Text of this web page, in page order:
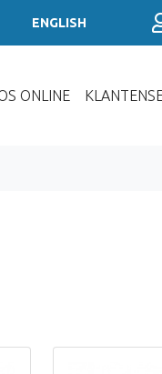
ENGLISH
ONLINE